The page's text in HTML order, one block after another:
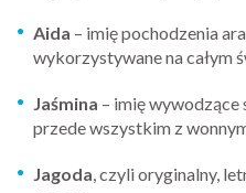
Aida – imię pochodzenia
wykorzystywane na całym
Jaśmina – imię wywodzące
przede wszystkim z
Jagoda , czyli oryginalny,